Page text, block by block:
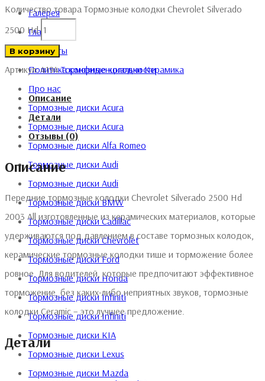
Галерея
Главная
Контакты
Политика конфиденциальности
Про нас
Тормозные диски Acura
Тормозные диски Acura
Тормозные диски Alfa Romeo
Тормозные диски Audi
Тормозные диски Audi
Тормозные диски BMW
Тормозные диски Cadillac
Тормозные диски Chevrolet
Тормозные диски Ford
Тормозные диски Honda
Тормозные диски Infiniti
Тормозные диски Infiniti
Тормозные диски KIA
Тормозные диски Lexus
Тормозные диски Mazda
Количество товара Тормозные колодки Chevrolet Silverado
2500 Hd
В корзину
Артикул:4194 Тормозные колодки Керамика
Описание
Детали
Отзывы (0)
Описание
Передние тормозные колодки Chevrolet Silverado 2500 Hd
2003 All изготовленные из керамических материалов, которые
удерживаются под давлением в составе тормозных колодок,
керамические тормозные колодки тише и торможение более
ровное. Для водителей, которые предпочитают эффективное
торможение, без каких-либо неприятных звуков, тормозные
колодки Ceramic – это лучшее предложение.
Детали